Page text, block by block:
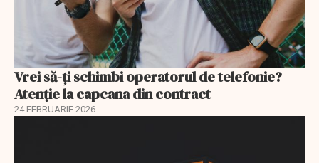
Vrei să-ți schimbi operatorul de telefonie?
Atenție la capcana din contract
24 FEBRUARIE 2026